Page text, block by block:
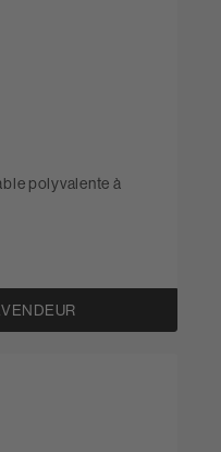
polyvalente à